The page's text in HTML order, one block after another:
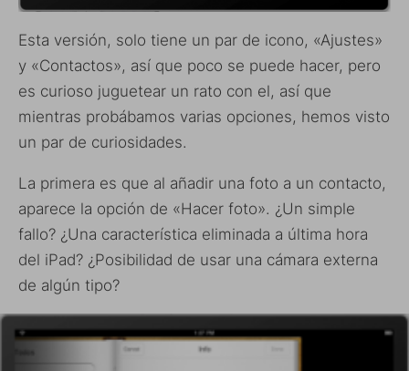
Esta versión, solo tiene un par de icono, «Ajustes»
y «Contactos», así que poco se puede hacer, pero
es curioso juguetear un rato con el, así que
mientras probábamos varias opciones, hemos visto
un par de curiosidades.
La primera es que al añadir una foto a un contacto,
aparece la opción de «Hacer foto». ¿Un simple
fallo? ¿Una característica eliminada a última hora
del iPad? ¿Posibilidad de usar una cámara externa
de algún tipo?